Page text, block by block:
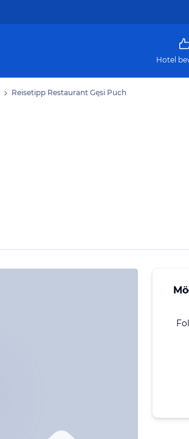
Hotel
Reisetipp Restaurant Gęsi Puch